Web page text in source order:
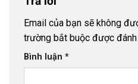
Email của bạn sẽ không
trường bắt buộc được
Bình luận *